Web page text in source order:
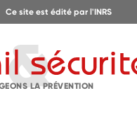
Ce site est édité par l'INRS
LA PRÉVENTION